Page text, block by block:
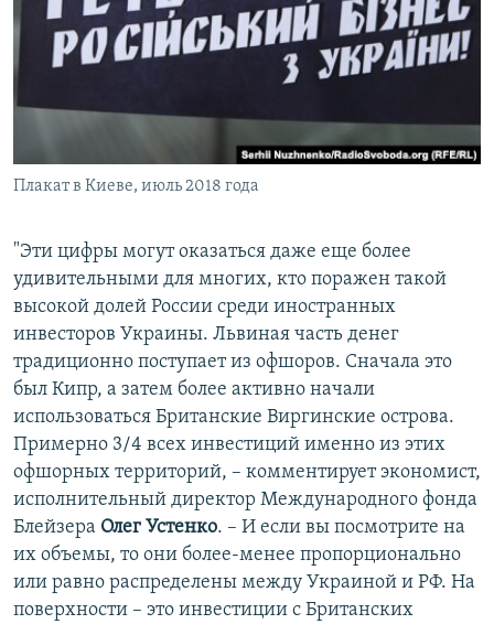
Плакат в Киеве, июль 2018 года
"Эти цифры могут оказаться даже еще более
удивительными для многих, кто поражен такой
высокой долей России среди иностранных
инвесторов Украины. Львиная часть денег
традиционно поступает из офшоров. Сначала это
был Кипр, а затем более активно начали
использоваться Британские Виргинские острова.
Примерно 3/4 всех инвестиций именно из этих
офшорных территорий, – комментирует экономист,
исполнительный директор Международного фонда
Блейзера Олег Устенко. – И если вы посмотрите на
их объемы, то они более-менее пропорционально
или равно распределены между Украиной и РФ. На
поверхности – это инвестиции с Британских